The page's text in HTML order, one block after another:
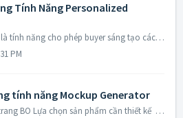
Tính Năng Personalized
Personalized Product là tính năng cho phép buyer sáng tạo các yếu tố quan trọng của sản phẩm như text, artwork theo ý muốn của mình trong quá trình mua hàng...
PM
tính năng Mockup Generator
I. Tạo campaign trên trang BO Lựa chọn sản phẩm cần thiết kế Sau khi đăng nhập, mở chức năng quản lý Products → nhấn [Create Campaign] . Seller có t...